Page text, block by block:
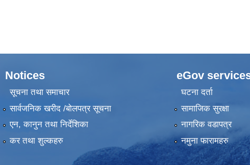
Notices
सूचना तथा समाचार
सार्वजनिक खरीद /बोलपत्र सूचना
एन, कानुन तथा निर्देशिका
कर तथा शुल्कहरु
eGov
घटना दर्ता
सामाजिक सुरक्षा
नागरिक वडापत्र
नमुना फारामहरु